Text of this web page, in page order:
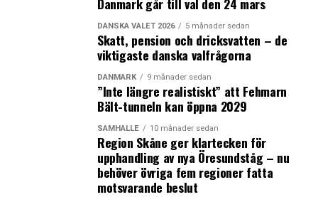
DANSKA VALET 2026 5 månader sedan
Skatt, pension och dricksvatten – de
viktigaste danska valfrågorna
DANMARK 9 månader sedan
”Inte längre realistiskt” att Fehmarn
Bält-tunneln kan öppna 2029
SAMHÄLLE 10 månader sedan
Region Skåne ger klartecken för
upphandling av nya Öresundståg – nu
behöver övriga fem regioner fatta
motsvarande beslut